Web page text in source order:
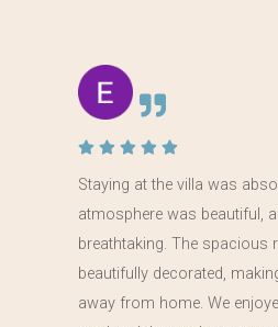
Staying at the villa was
atmosphere was beautiful,
breathtaking. The spacious
beautifully decorated,
away from home. We